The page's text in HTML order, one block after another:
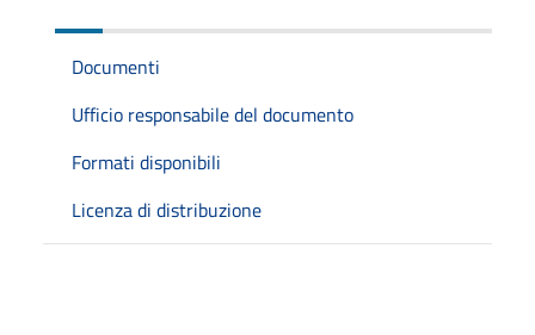
Documenti
Ufficio responsabile del documento
Formati disponibili
Licenza di distribuzione